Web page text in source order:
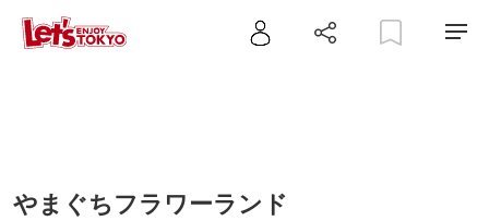
やまぐちフラワーランド